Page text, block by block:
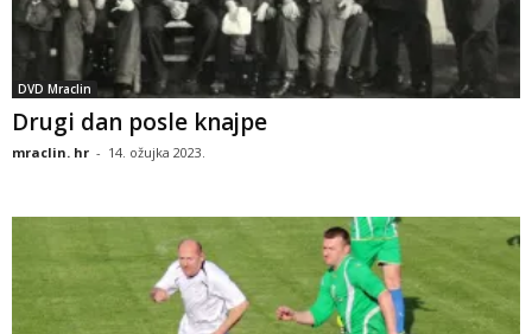
DVD Mraclin
Drugi dan posle knajpe
mraclin. hr - 14. ožujka 2023.